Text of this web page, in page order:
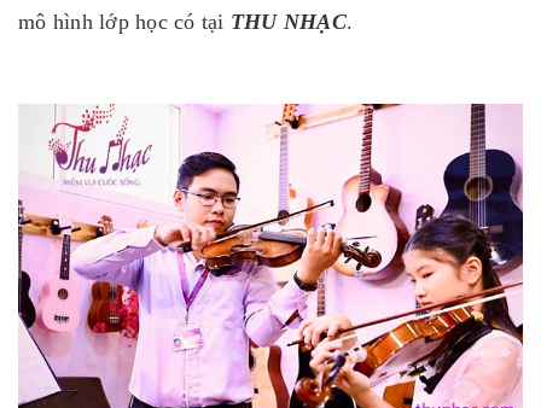
mô hình lớp học có tại THU NHẠC.